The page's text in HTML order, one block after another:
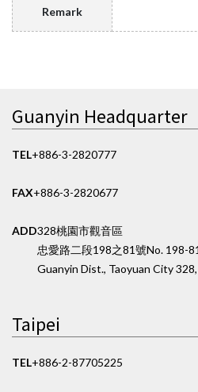
Remark
Guanyin Headquarter
TEL+886-3-2820777
FAX+886-3-2820677
ADD328桃園市觀音區
忠愛路二段198之81號No. 198-
Guanyin Dist., Taoyuan City
Taipei
TEL+886-2-87705225